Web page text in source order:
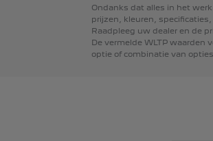
Ondanks dat alles in het werk
prijzen, kleuren, specificaties,
Raadpleeg uw dealer en de
De vermelde WLTP waarden
optie of combinatie van opties